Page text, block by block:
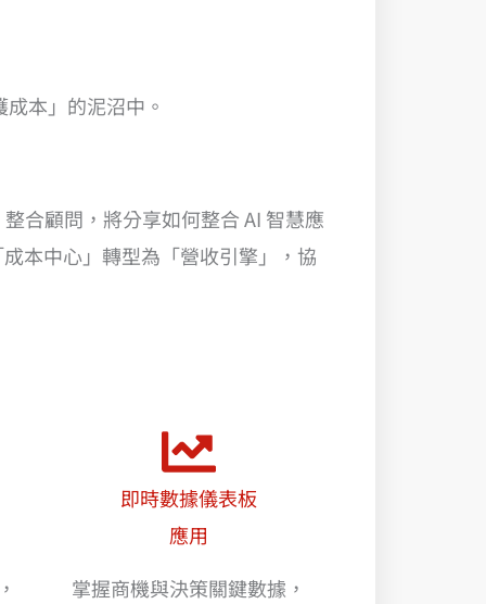
本」的泥沼中。
合顧問，將分享如何整合 AI 智慧應
本中心」轉型為「營收引擎」，協
即時數據儀表板
應用
掌握商機與決策關鍵數據，